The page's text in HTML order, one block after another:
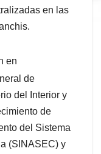
en las
en
de
del Interior y
de
del Sistema
(SINASEC) y